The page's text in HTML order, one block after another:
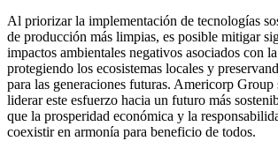
Al priorizar la implementación de tecnologías
de producción más limpias, es posible mitigar
impactos ambientales negativos asociados con
protegiendo los ecosistemas locales y
para las generaciones futuras. Americorp Group
liderar este esfuerzo hacia un futuro más
que la prosperidad económica y la
coexistir en armonía para beneficio de todos.